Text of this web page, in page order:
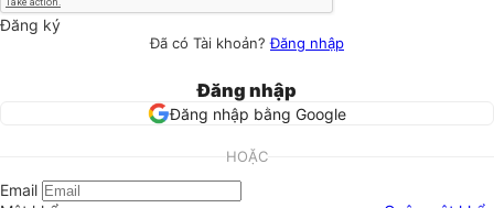
Đăng ký
Đã có Tài khoản?Đăng nhập
Đăng nhập
Đăng nhập bằng Google
HOẶC
Email